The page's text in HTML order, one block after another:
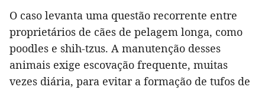
O caso levanta uma questão recorrente entre
proprietários de cães de pelagem longa, como
poodles e shih-tzus. A manutenção desses
animais exige escovação frequente, muitas
vezes diária, para evitar a formação de tufos de